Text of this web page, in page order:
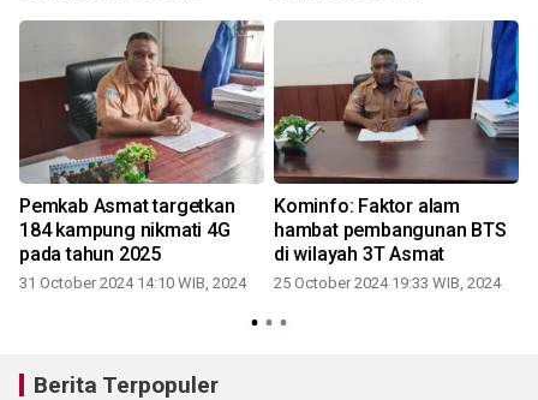
Pemkab Asmat targetkan
184 kampung nikmati 4G
pada tahun 2025
31 October 2024 14:10 WIB, 2024
Kominfo: Faktor alam
hambat pembangunan BTS
di wilayah 3T Asmat
25 October 2024 19:33 WIB, 2024
Berita Terpopuler